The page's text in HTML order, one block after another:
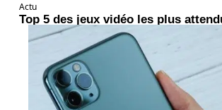
Actu
Top 5 des jeux vidéo les plus